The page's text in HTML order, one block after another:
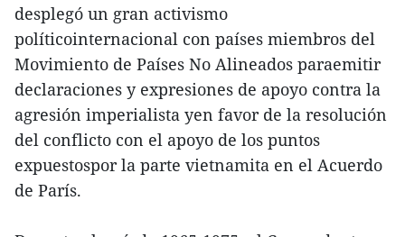
desplegó un gran activismo
políticointernacional con países miembros del
Movimiento de Países No Alineados paraemitir
declaraciones y expresiones de apoyo contra la
agresión imperialista yen favor de la resolución
del conflicto con el apoyo de los puntos
expuestospor la parte vietnamita en el Acuerdo
de París.